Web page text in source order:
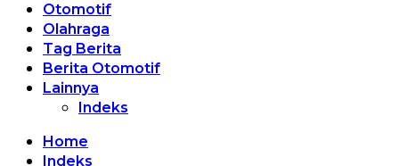
Otomotif
Olahraga
Tag Berita
Berita Otomotif
Lainnya
Indeks
Home
Indeks